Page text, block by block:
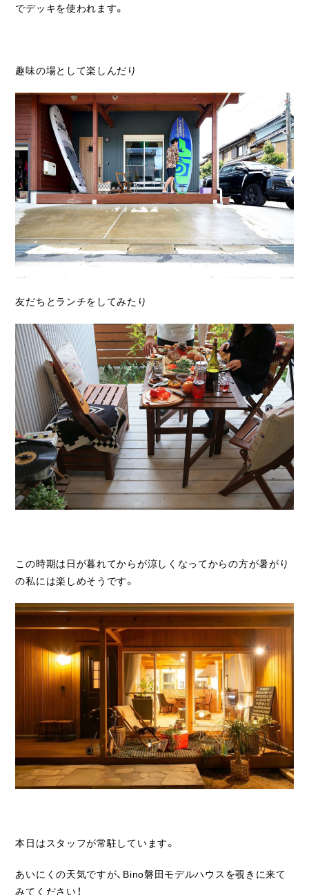
でデッキを使われます。
趣味の場として楽しんだり
友だちとランチをしてみたり
この時期は日が暮れてからが涼しくなってからの方が暑がり
の私には楽しめそうです。
本日はスタッフが常駐しています。
あいにくの天気ですが、Bino磐田モデルハウスを覗きに来て
みてください！